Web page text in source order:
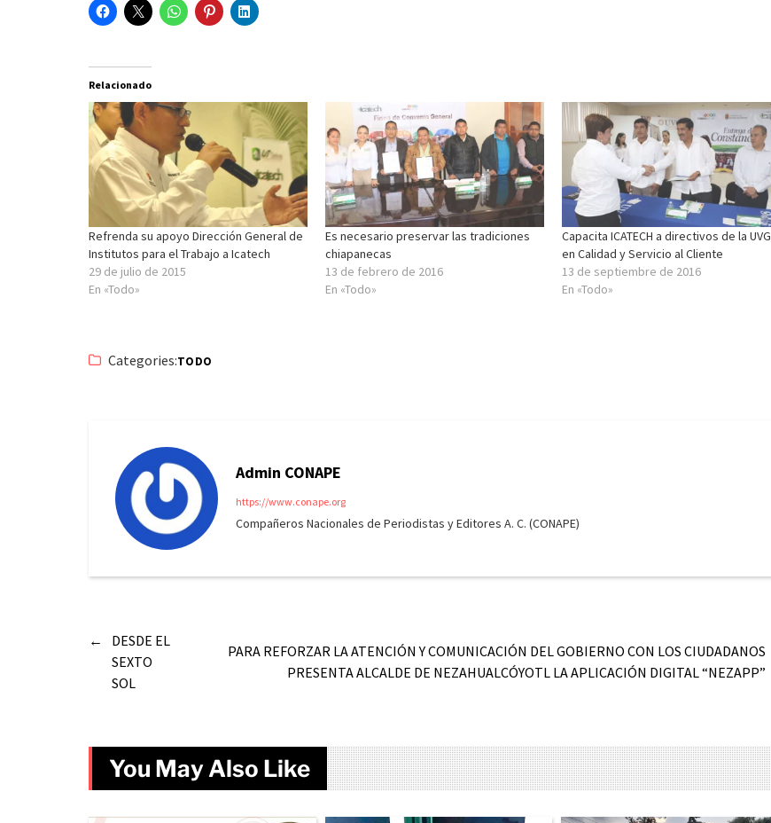
Relacionado
Refrenda su apoyo Dirección General de
Institutos para el Trabajo a Icatech
29 de julio de 2015
En «Todo»
Es necesario preservar las tradiciones
chiapanecas
13 de febrero de 2016
En «Todo»
Capacita ICATECH a directivos de la UVG
en Calidad y Servicio al Cliente
13 de septiembre de 2016
En «Todo»
Categories:TODO
Admin CONAPE
https://www.conape.org
Compañeros Nacionales de Periodistas y Editores A. C. (CONAPE)
←
DESDE EL
SEXTO
SOL
PARA REFORZAR LA ATENCIÓN Y COMUNICACIÓN DEL GOBIERNO CON LOS CIUDADANOS
PRESENTA ALCALDE DE NEZAHUALCÓYOTL LA APLICACIÓN DIGITAL “NEZAPP”
You May Also Like